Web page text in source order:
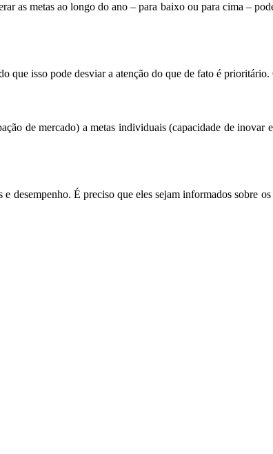
as metas ao longo do ano – para baixo ou para cima –
que isso pode desviar a atenção do que de fato é
de mercado) a metas individuais (capacidade de
desempenho. É preciso que eles sejam informados sobre